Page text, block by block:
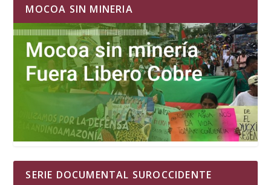
MOCOA SIN MINERIA
SERIE DOCUMENTAL SUROCCIDENTE